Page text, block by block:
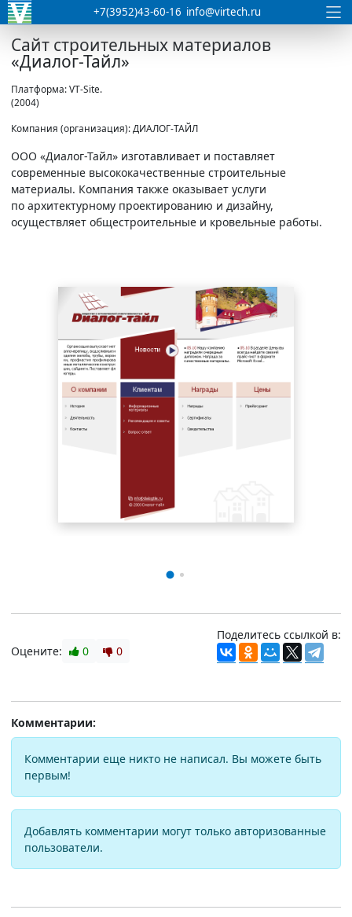
+7(3952)43-60-16 info@virtech.ru
Сайт строительных материалов
«Диалог-Тайл»
Платформа: VT-Site.
(2004)
Компания (организация): ДИАЛОГ-ТАЙЛ
ООО «Диалог-Тайл» изготавливает и поставляет
современные высококачественные строительные
материалы. Компания также оказывает услуги
по архитектурному проектированию и дизайну,
осуществляет общестроительные и кровельные работы.
Оцените: 0 0
Поделитесь ссылкой в:
Комментарии:
Комментарии еще никто не написал. Вы можете быть
первым!
Добавлять комментарии могут только авторизованные
пользователи.